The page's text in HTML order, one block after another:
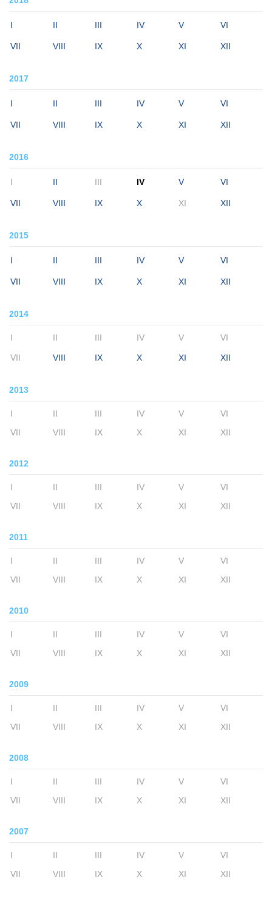
I II III IV V VI
VII VIII IX X XI XII
2017
I II III IV V VI
VII VIII IX X XI XII
2016
I II III IV V VI
VII VIII IX X XI XII
2015
I II III IV V VI
VII VIII IX X XI XII
2014
I II III IV V VI
VII VIII IX X XI XII
2013
I II III IV V
VI
VII
VIII IX X XI XII
2012
I II III IV V
VI
VII
VIII IX X XI XII
2011
I II III IV V
VI
VII
VIII IX X XI XII
2010
I II III IV V
VI
VII
VIII IX X XI XII
2009
I II III IV V
VI
VII
VIII IX X XI XII
2008
I II III IV V
VI
VII
VIII IX X XI XII
2007
I II III IV V
VI
VII
VIII IX X XI XII